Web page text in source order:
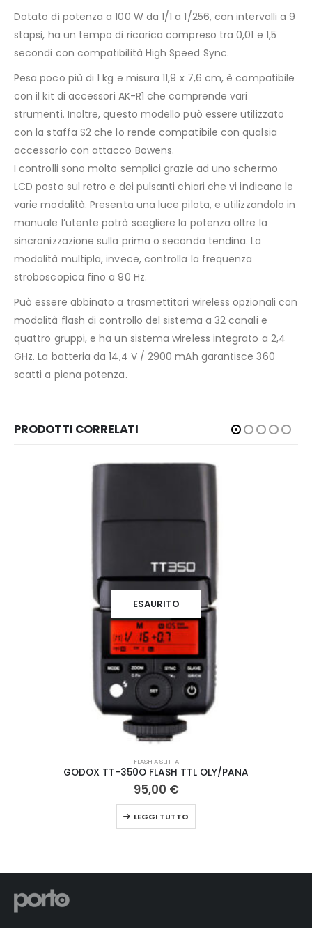
Dotato di potenza a 100 W da 1/1 a 1/256, con intervalli a 9
stapsi, ha un tempo di ricarica compreso tra 0,01 e 1,5
secondi con compatibilità High Speed Sync.
Pesa poco più di 1 kg e misura 11,9 x 7,6 cm, è compatibile
con il kit di accessori AK-R1 che comprende vari
strumenti. Inoltre, questo modello può essere utilizzato
con la staffa S2 che lo rende compatibile con qualsia
accessorio con attacco Bowens.
I controlli sono molto semplici grazie ad uno schermo
LCD posto sul retro e dei pulsanti chiari che vi indicano le
varie modalità. Presenta una luce pilota, e utilizzandolo in
manuale l’utente potrà scegliere la potenza oltre la
sincronizzazione sulla prima o seconda tendina. La
modalità multipla, invece, controlla la frequenza
stroboscopica fino a 90 Hz.
Può essere abbinato a trasmettitori wireless opzionali con
modalità flash di controllo del sistema a 32 canali e
quattro gruppi, e ha un sistema wireless integrato a 2,4
GHz. La batteria da 14,4 V / 2900 mAh garantisce 360
scatti a piena potenza.
PRODOTTI CORRELATI
F-SYSTEM STEP UP RING 67-77 MM
AGGIUNGI AL CARRELLO